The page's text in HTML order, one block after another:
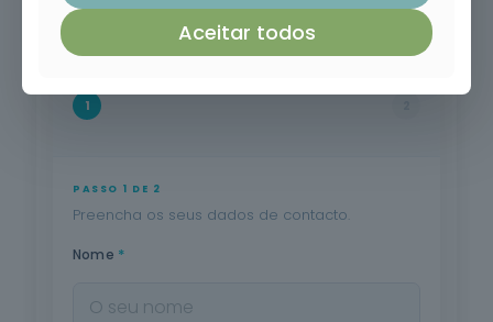
1
PASSO 1 DE 2
Preencha os seus dados de contacto.
Nome *
Aceitar todos